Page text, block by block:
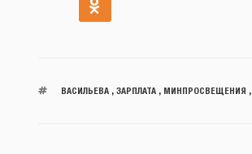
ВАСИЛЬЕВА, ЗАРПЛАТА, МИНПРОСВЕЩЕНИЯ ,